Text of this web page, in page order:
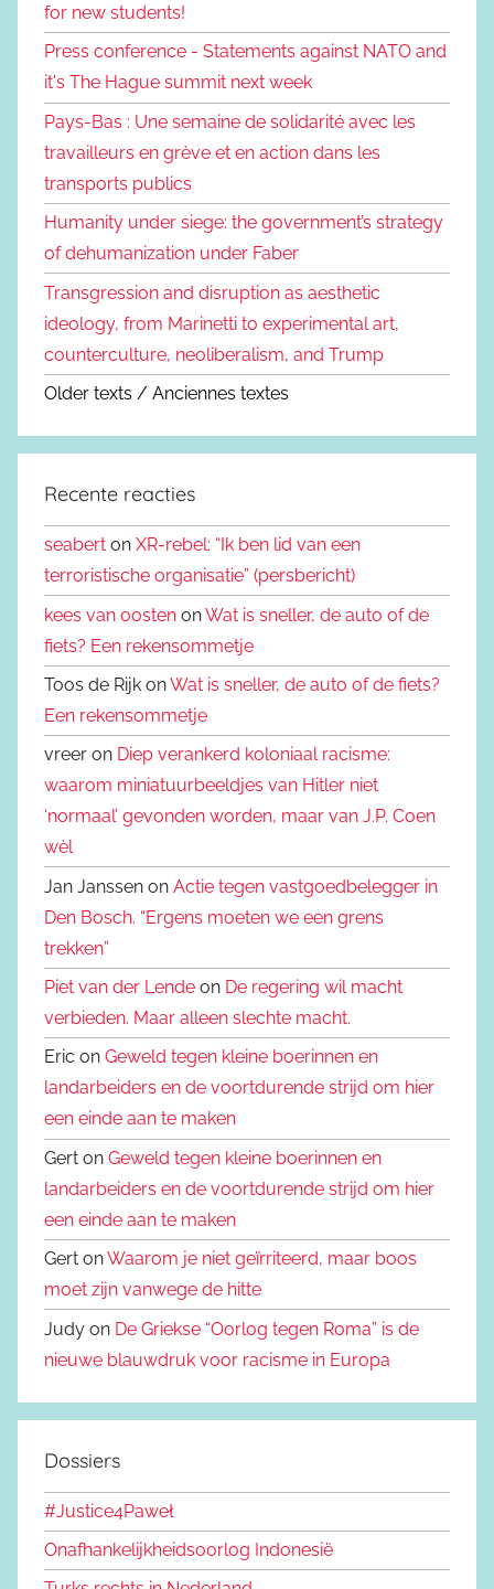
for new students!
Press conference - Statements against NATO and
it's The Hague summit next week
Pays-Bas : Une semaine de solidarité avec les
travailleurs en grève et en action dans les
transports publics
Humanity under siege: the government’s strategy
of dehumanization under Faber
Transgression and disruption as aesthetic
ideology, from Marinetti to experimental art,
counterculture, neoliberalism, and Trump
Older texts / Anciennes textes
Recente reacties
seabert on XR-rebel: “Ik ben lid van een
terroristische organisatie” (persbericht)
kees van oosten onWat is sneller, de auto of de
fiets? Een rekensommetje
Toos de Rijk onWat is sneller, de auto of de fiets?
Een rekensommetje
vreer on Diep verankerd koloniaal racisme:
waarom miniatuurbeeldjes van Hitler niet
‘normaal’ gevonden worden, maar van J.P. Coen
wèl
Jan Janssen on Actie tegen vastgoedbelegger in
Den Bosch. “Ergens moeten we een grens
trekken”
Piet van der Lende on De regering wil macht
verbieden. Maar alleen slechte macht.
Eric on Geweld tegen kleine boerinnen en
landarbeiders en de voortdurende strijd om hier
een einde aan te maken
Gert on Geweld tegen kleine boerinnen en
landarbeiders en de voortdurende strijd om hier
een einde aan te maken
Gert onWaarom je niet geïrriteerd, maar boos
moet zijn vanwege de hitte
Judy on De Griekse “Oorlog tegen Roma” is de
nieuwe blauwdruk voor racisme in Europa
Dossiers
#Justice4Paweł
Onafhankelijkheidsoorlog Indonesië